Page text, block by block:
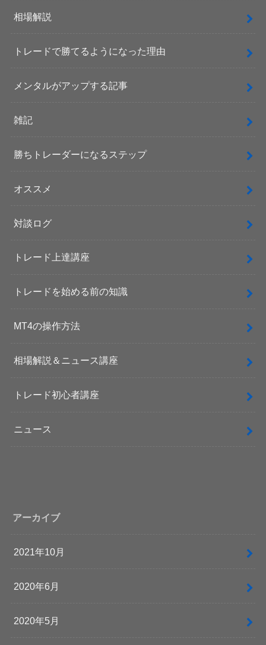
相場解説
トレードで勝てるようになった理由
メンタルがアップする記事
雑記
勝ちトレーダーになるステップ
オススメ
対談ログ
トレード上達講座
トレードを始める前の知識
MT4の操作方法
相場解説＆ニュース講座
トレード初心者講座
ニュース
アーカイブ
2021年10月
2020年6月
2020年5月